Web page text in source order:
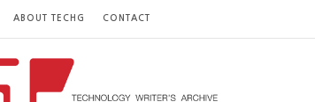
ABOUT TECHG CONTACT